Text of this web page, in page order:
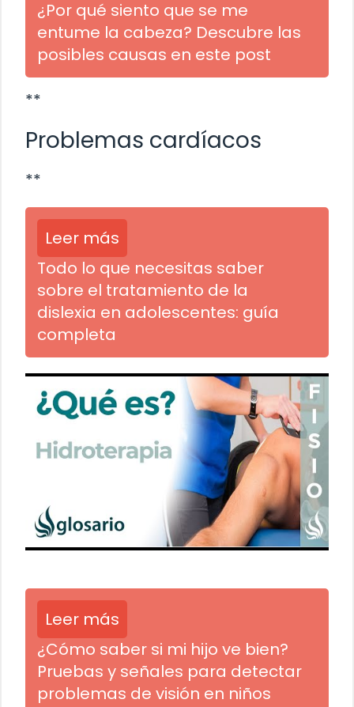
¿Por qué siento que se me
entume la cabeza? Descubre las
posibles causas en este post
**
Problemas cardíacos
**
Leer más
Todo lo que necesitas saber
sobre el tratamiento de la
dislexia en adolescentes: guía
completa
Leer más
¿Cómo saber si mi hijo ve bien?
Pruebas y señales para detectar
problemas de visión en niños